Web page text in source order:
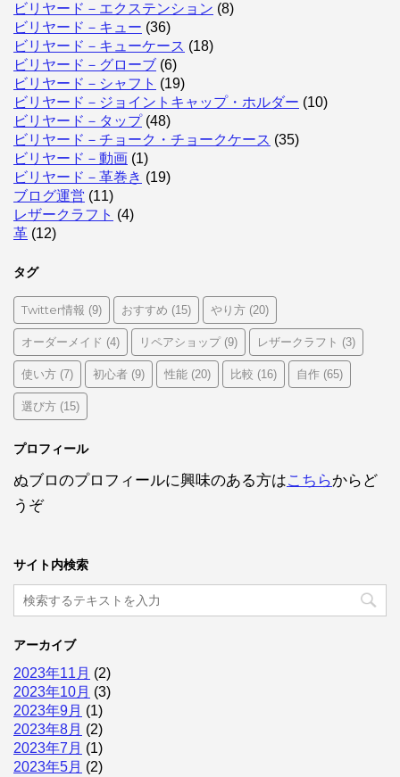
ビリヤード－エクステンション (8)
ビリヤード－キュー (36)
ビリヤード－キューケース (18)
ビリヤード－グローブ (6)
ビリヤード－シャフト (19)
ビリヤード－ジョイントキャップ・ホルダー (10)
ビリヤード－タップ(48)
ビリヤード－チョーク・チョークケース (35)
ビリヤード－動画 (1)
ビリヤード－革巻き (19)
ブログ運営 (11)
レザークラフト (4)
革 (12)
タグ
Twitter情報 (9) おすすめ (15) やり方 (20)
オーダーメイド (4) リペアショップ(9) レザークラフト (3)
使い方 (7) 初心者 (9) 性能 (20) 比較 (16) 自作 (65)
選び方 (15)
プロフィール
ぬブロのプロフィールに興味のある方はこちらからど
うぞ
サイト内検索
アーカイブ
2023年11月 (2)
2023年10月 (3)
2023年9月 (1)
2023年8月 (2)
2023年7月 (1)
2023年5月 (2)